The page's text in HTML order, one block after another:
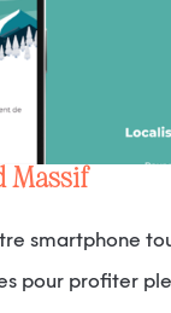
Massif
pour profiter